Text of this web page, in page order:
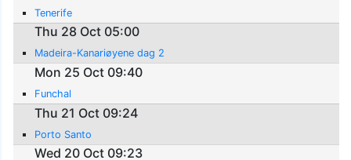
Tenerife
Thu 28 Oct 05:00
Madeira-Kanariøyene dag 2
Mon 25 Oct 09:40
Funchal
Thu 21 Oct 09:24
Porto Santo
Wed 20 Oct 09:23